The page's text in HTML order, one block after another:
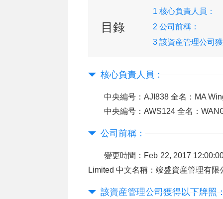
目錄
1 核心負責人員：
2 公司前稱：
3 該資産管理公司
核心負責人員：
中央編号：AJI838 全名：MA
中央編号：AWS124 全名：
公司前稱：
變更時間：Feb 22, 2017
Limited 中文名稱：竣盛資産管理有限
該資産管理公司獲得以下牌照